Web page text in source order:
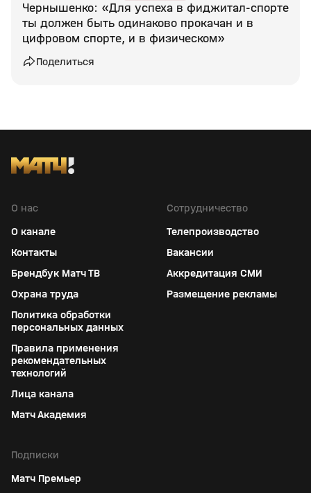
Чернышенко: «Для успеха в фиджитал‑спорте
ты должен быть одинаково прокачан и в
цифровом спорте, и в физическом»
Поделиться
О нас
О канале
Контакты
Брендбук Матч ТВ
Охрана труда
Политика обработки
персональных данных
Правила применения
рекомендательных
технологий
Лица канала
Матч Академия
Сотрудничество
Телепроизводство
Вакансии
Аккредитация СМИ
Размещение рекламы
Подписки
Матч Премьер